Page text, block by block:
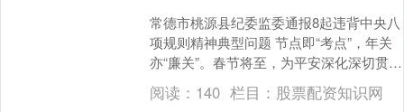
常德市桃源县纪委监委通报8起违背中央八
项规则精神典型问题 节点即“考点”，年关
亦“廉关”。春节将至，为平安深化深切贯彻
中央八项规则精神学习解说甘休，强化警
示解说....
阅读： 140 栏目： 股票配资知识网